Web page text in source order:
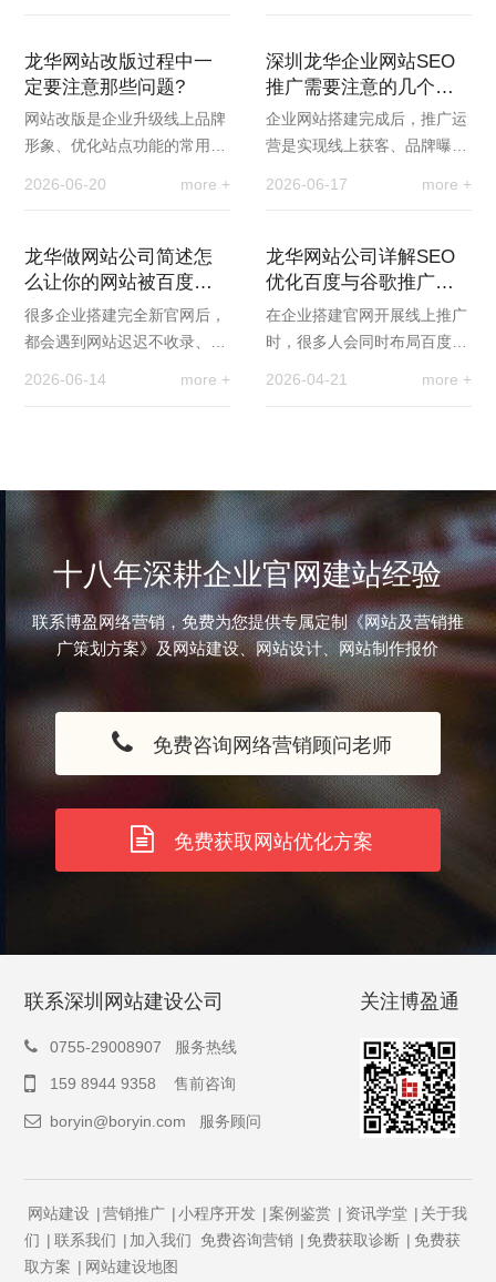
龙华网站改版过程中一
定要注意那些问题?
网站改版是企业升级线上品牌
形象、优化站点功能的常用方
2026-06-20 more +
深圳龙华企业网站SEO
推广需要注意的几个细
节问题
企业网站搭建完成后，推广运
营是实现线上获客、品牌曝光
2026-06-17 more +
龙华做网站公司简述怎
么让你的网站被百度搜
索引擎发现并抓取
很多企业搭建完全新官网后，
都会遇到网站迟迟不收录、搜
2026-06-14 more +
龙华网站公司详解SEO
优化百度与谷歌推广的
区别
在企业搭建官网开展线上推广
时，很多人会同时布局百度与
2026-04-21 more +
十八年深耕企业官网建站经验
联系博盈网络营销，免费为您提供专属定制《网站及营销推
广策划方案》及网站建设、网站设计、网站制作报价
免费咨询网络营销顾问老师
免费获取网站优化方案
联系深圳网站建设公司
0755-29008907 服务热线
159 8944 9358 售前咨询
boryin@boryin.com 服务顾问
关注博盈通
网站建设 营销推广 小程序开发 案例鉴赏 资讯学堂
关于我
们
联系我们 加入我们 免费咨询营销 免费获取诊断
免费获
取方案
网站建设地图